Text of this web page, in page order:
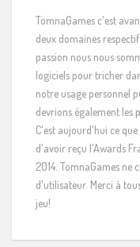
TomnaGames c'est
deux domaines
passion nous nous
logiciels pour tricher
notre usage personnel
devrions également les
C'est aujourd'hui ce
d'avoir reçu l'Awards
2014. TomnaGames ne
d'utilisateur. Merci à
jeu!